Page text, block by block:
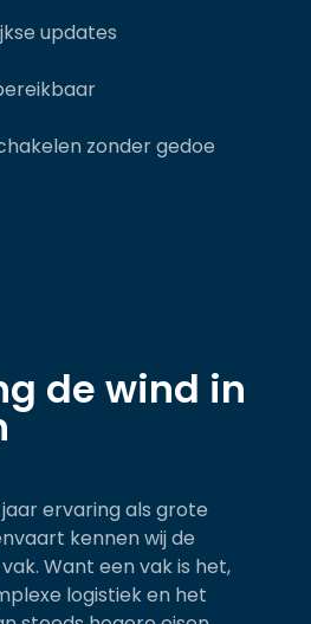
updates
zonder gedoe
de wind in
ervaring als grote
kennen wij de
Want een vak is het,
logistiek en het